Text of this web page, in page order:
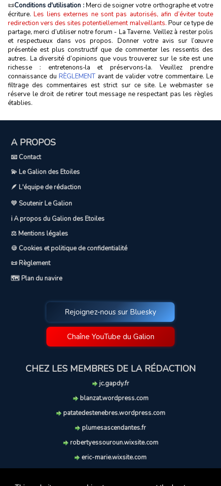
📜Conditions d'utilisation :Merci de soigner votre orthographe et votre
écriture.Les liens externes ne sont pas autorisés, afin d’éviter toute
redirection vers des sites potentiellement malveillants. Pour ce type de
partage, merci d’utiliser notre forum - La Taverne. Veillez à rester polis
et respectueux dans vos propos. Donner votre avis sur l’œuvre
présentée est plus constructif que de commenter les ressentis des
autres. La diversité d’opinions que vous trouverez sur le site est une
richesse : entretenons‑la et préservons‑la. Veuillez prendre
connaissance du RÈGLEMENTavant de valider votre commentaire. Le
filtrage des commentaires est strict sur ce site. Le webmaster se
réserve le droit de retirer tout message ne respectant pas les règles
établies.
A PROPOS
📧 Contact
💫 Le Galion des Etoiles
🪶 L'équipe de rédaction
💛 Soutenir Le Galion
ℹ️ A propos du Galion des Etoiles
⚖️ Mentions légales
🍪 Cookies et politique de confidentialité
📜 Règlement
🗺️ Plan du navire
Rejoignez-nous sur Bluesky
Chaîne YouTube du Galion
CHEZ LES MEMBRES DE LA RÉDACTION
jc.gapdy.fr
blanzat.wordpress.com
patatedestenebres.wordpress.com
plumesascendantes.fr
robertyessouroun.wixsite.com
eric-marie.wixsite.com